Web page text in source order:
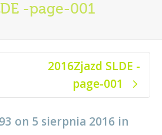
-page-001
2016Zjazd SLDE -
page-001
on 5 sierpnia 2016 in